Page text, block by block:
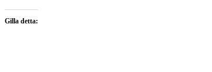
Gilla detta: